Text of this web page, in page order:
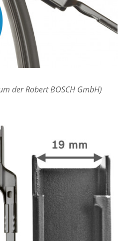
der Robert BOSCH GmbH)